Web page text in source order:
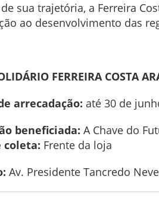
sua trajetória, a Ferreira
ao desenvolvimento das
FERREIRA COSTA
arrecadação: até 30 de
beneficiada: A Chave do
coleta: Frente da loja
Av. Presidente Tancredo